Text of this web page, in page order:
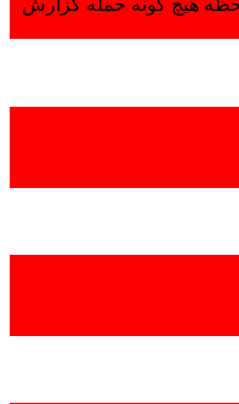
هیچ گونه حمله گزارش